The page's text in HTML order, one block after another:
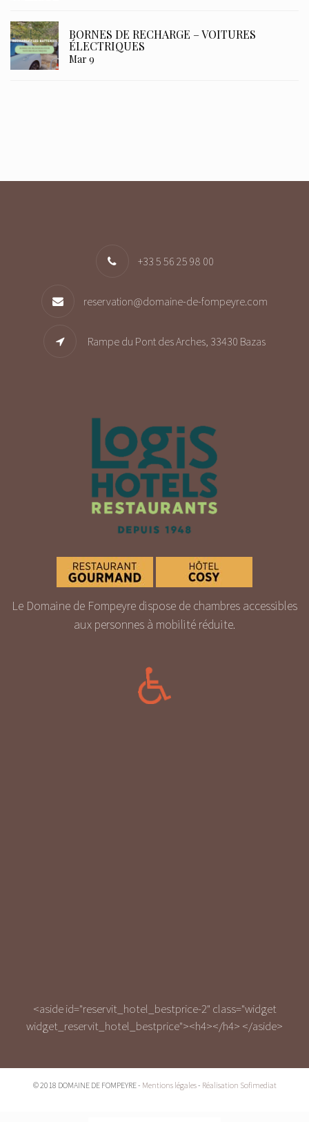
BORNES DE RECHARGE – VOITURES
ÉLECTRIQUES
Mar 9
+33 5 56 25 98 00
reservation@domaine-de-fompeyre.com
Rampe du Pont des Arches, 33430 Bazas
Le Domaine de Fompeyre dispose de chambres accessibles
aux personnes à mobilité réduite.
<aside id="reservit_hotel_bestprice-2" class="widget
widget_reservit_hotel_bestprice"><h4></h4> </aside>
© 2018 DOMAINE DE FOMPEYRE - Mentions légales- Réalisation Sofimediat